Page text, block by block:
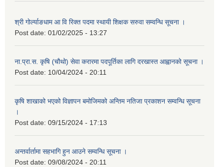
श्री गोर्ल्याङधाम आ वि रिक्त पदमा स्थायी शिक्षक सरुवा सम्वन्धि सूचना ।
Post date: 01/02/2025 - 13:27
ना.प्रा.स. कृषि (चौथो) सेवा करारमा पदपूर्तिका लागि दरखास्त आह्वानको सूचना ।
Post date: 10/04/2024 - 20:11
कृषि शाखाको भएको विज्ञापन बमोजिमको अन्तिम नतिजा प्रकाशन सम्वन्धि सूचना
।
Post date: 09/15/2024 - 17:13
अन्तर्वार्तामा सहभागि हुन आउने सम्वन्धि सूचना ।
Post date: 09/08/2024 - 20:11